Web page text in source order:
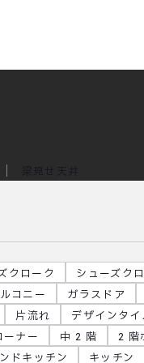
クローク
シューズク
コニー
ガラスドア
片流れ
デザインタイ
ーナー 中 2 階
2 階
ドキッチン キッチン